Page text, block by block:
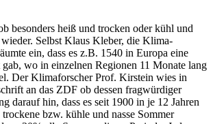
besonders heiß und trocken oder kühl und
wieder. Selbst Klaus Kleber, die Klima-
ein, dass es z.B. 1540 in Europa eine
wo in einzelnen Regionen 11 Monate lang
Der Klimaforscher Prof. Kirstein wies in
an das ZDF ob dessen fragwürdiger
darauf hin, dass es seit 1900 in je 12 Jahren
bzw. kühle und nasse Sommer